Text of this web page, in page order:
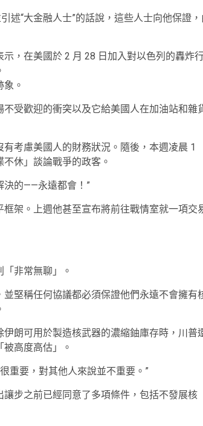
述“大金融人士”的話說，這些人士向他保證，
，在美國於 2 月 28 日加入對以色列的轟炸
。
受歡迎的衝突以及它給美國人在加油站和雜
考慮美國人的財務狀況。隨後，本週凌晨 1
休」談論戰爭的政客。
決的——永遠都會！”
架。上週他甚至宣布將前往戰情室就一項交
非常無聊」。
堅稱任何協議都必須保證他們永遠不會擁有
朗可用於製造核武器的濃縮鈾庫存時，川普
高度高估」。
重要，對其他人來說並不重要。”
步之前已經同意了多項條件，包括不發展核